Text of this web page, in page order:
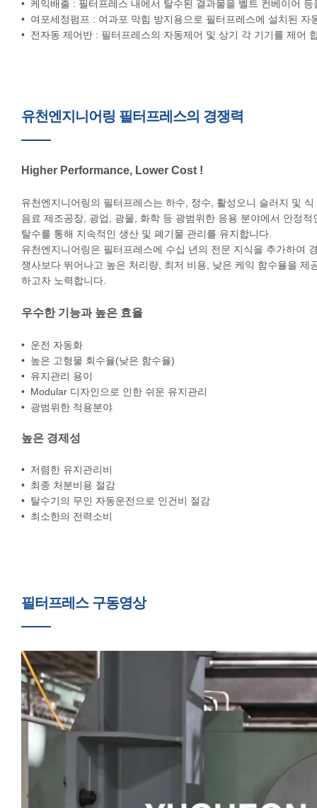
• 케익배출 : 필터프레스 내에서 탈수된 결과물을 벨트 컨베이어
• 여포세정펌프 : 여과포 막힘 방지용으로 필터프레스에 설치된
• 전자동 제어반 : 필터프레스의 자동제어 및 상기 각 기기를 제어
유천엔지니어링 필터프레스의 경쟁력
Higher Performance, Lower Cost !
유천엔지니어링의 필터프레스는 하수, 정수, 활성오니 슬러지 및 식
음료 제조공장, 광업, 광물, 화학 등 광범위한 응용 분야에서 안정적
탈수를 통해 지속적인 생산 및 폐기물 관리를 유지합니다.
유천엔지니어링은 필터프레스에 수십 년의 전문 지식을 추가하여
쟁사보다 뛰어나고 높은 처리량, 최저 비용, 낮은 케익 함수율을 제
하고자 노력합니다.
우수한 기능과 높은 효율
• 운전 자동화
• 높은 고형물 회수율(낮은 함수율)
• 유지관리 용이
• Modular 디자인으로 인한 쉬운 유지관리
• 광범위한 적용분야
높은 경제성
• 저렴한 유지관리비
• 최종 처분비용 절감
• 탈수기의 무인 자동운전으로 인건비 절감
• 최소한의 전력소비
필터프레스 구동영상